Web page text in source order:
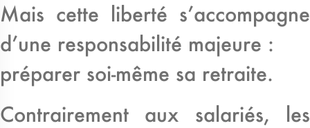
Mais cette liberté s’accompagne
d’une responsabilité majeure :
préparer soi-même sa retraite.
Contrairement aux salariés, les